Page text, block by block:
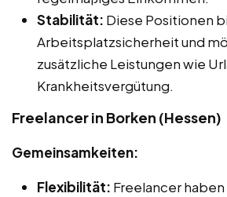
Stabilität: Diese Positionen
Arbeitsplatzsicherheit und
zusätzliche Leistungen wie
Krankheitsvergütung.
Freelancer in Borken (Hessen)
Gemeinsamkeiten:
Flexibilität: Freelancer